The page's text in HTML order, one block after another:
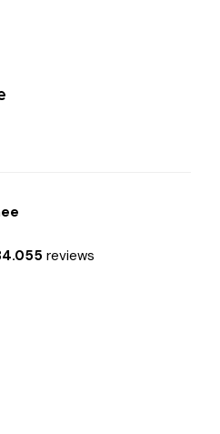
reviews